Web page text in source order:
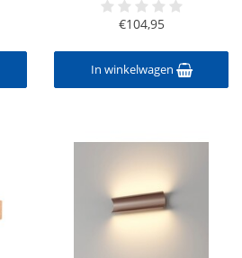
€104,95
In winkelwagen